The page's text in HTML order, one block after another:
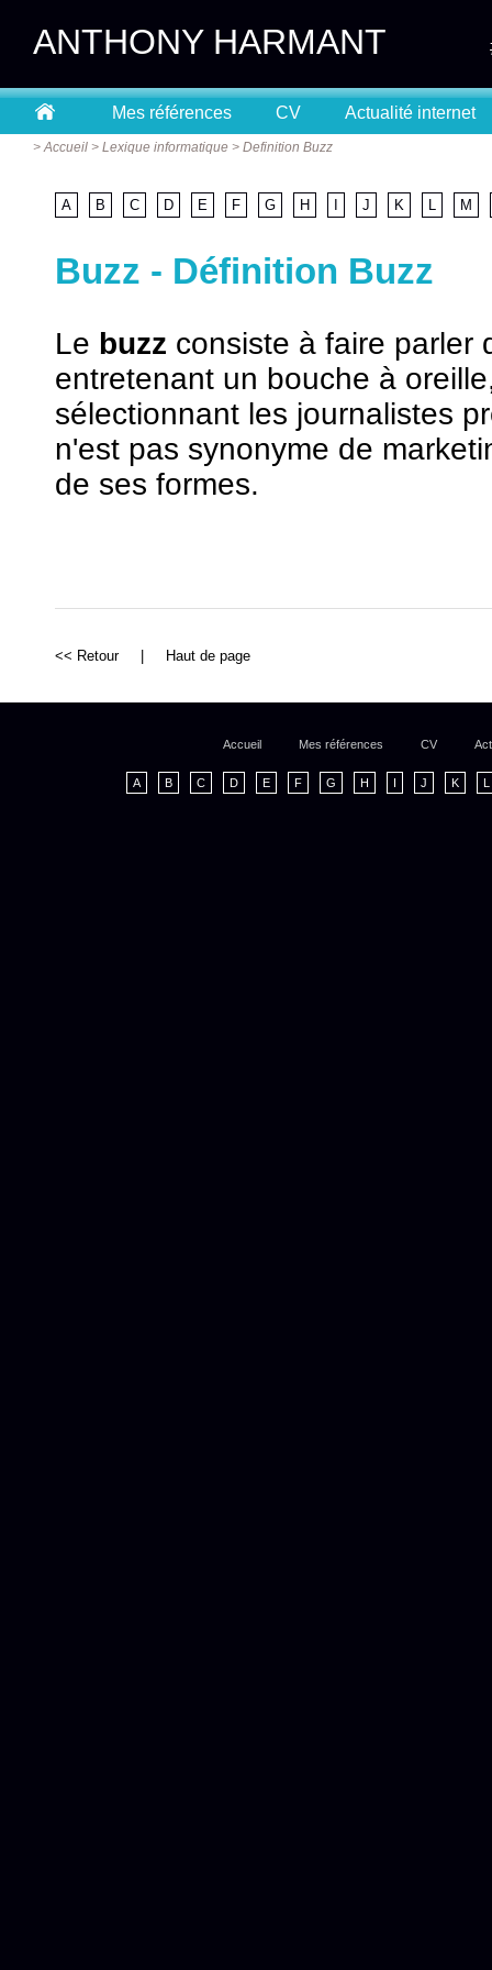
ANTHONY HARMANT
Mes références CV Actualité internet
>Accueil > Lexique informatique > Definition Buzz
A B C D E F G H J K L M
Buzz - Définition Buzz
Le buzz consiste à faire parler
entretenant un bouche à
sélectionnant les journalistes
n'est pas synonyme de
de ses formes.
<< Retour Haut de page
Accueil Mes références CV
A B C D E F G H I J K L